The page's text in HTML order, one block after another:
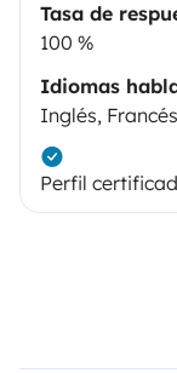
Tasa de
100 %
Idiomas
Inglés,
Perfil